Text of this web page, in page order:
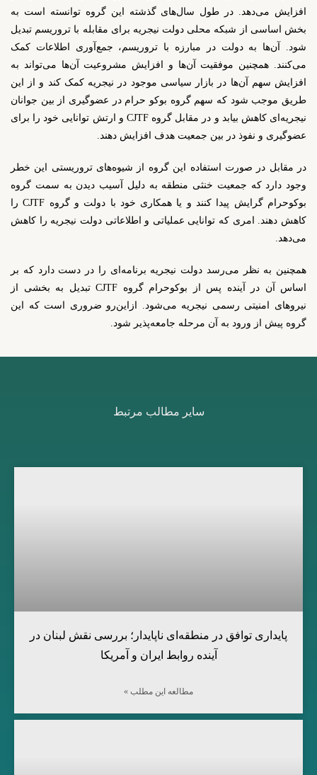
افزایش می‌دهد. در طول سال‌های گذشته این گروه توانسته است به
بخش اساسی از شبکه محلی دولت نیجریه برای مقابله با تروریسم تبدیل
شود. آن‌ها به دولت در مبارزه با تروریسم، جمع‌آوری اطلاعات کمک
می‌کنند. همچنین موفقیت آن‌ها و افزایش مشروعیت آن‌ها می‌تواند به
افزایش سهم آن‌ها در بازار سیاسی موجود در نیجریه کمک کند و از این
طریق موجب شود که سهم گروه بوکو حرام در عضوگیری از بین جوانان
نیجریه‌ای کاهش بیابد و در مقابل گروهCJTF و ارتش توانایی خود را برای
عضوگیری و نفوذ در بین جمعیت هدف افزایش دهند.
در مقابل در صورت استفاده این گروه از شیوه‌های تروریستی این خطر
وجود دارد که جمعیت خنثی منطقه به دلیل آسیب دیدن به سمت گروه
بوکوحرام گرایش پیدا کنند و یا همکاری خود با دولت و گروه CJTF را
کاهش دهند. امری که توانایی عملیاتی و اطلاعاتی دولت نیجریه را کاهش
می‌دهد.
همچنین به نظر می‌رسد دولت نیجریه برنامه‌ای را در دست دارد که بر
اساس آن در آینده پس از بوکوحرام گروه CJTF تبدیل به بخشی از
نیروهای امنیتی رسمی نیجریه می‌شود. ازاین‌رو ضروری است که این
گروه پیش از ورود به آن مرحله جامعه‌پذیر شود.
سایر مطالب مرتبط
پایداری توافق در منطقه‌ای ناپایدار؛ بررسی نقش لبنان در
آینده روابط ایران و آمریکا
مطالعه این مطلب »